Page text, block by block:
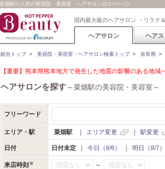
菜畑駅の人気の美容院・美容室・ヘアサロン(1/1ページ)
国内最大級のヘアサロン ・リラク
ヘアサロン ヘア
総合トップ> 美容院・美容室・ヘアサロン検索トップ> 奈良県 >
【重要】熊本県熊本地方で発生した地震の影響のある地
ヘアサロンを探す～菜畑駅の美容院・美容室～
フリーワード
エリア・駅 菜畑駅 エリア変更 駅変更
日付 日付未定 今日（8/6） 明日（8/7）
来店時刻 ～